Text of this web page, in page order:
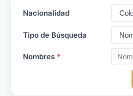
Nacionalidad
Tipo de Búsqueda
Nombres *